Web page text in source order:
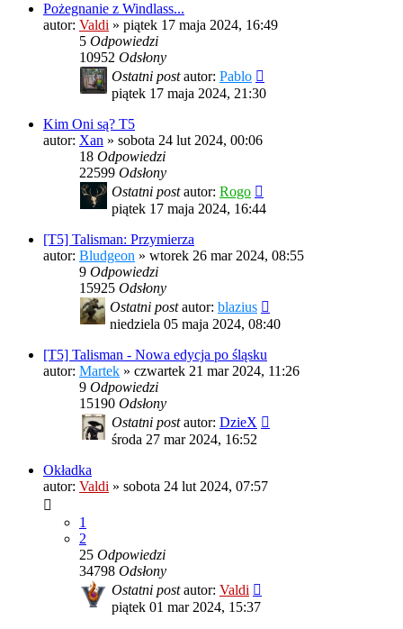
Pożegnanie z Windlass...
autor: Valdi » piątek 17 maja 2024, 16:49
5 Odpowiedzi
10952 Odsłony
Ostatni postautor: Pablo
piątek 17 maja 2024, 21:30
Kim Oni są? T5
autor: Xan » sobota 24 lut 2024, 00:06
18 Odpowiedzi
22599 Odsłony
Ostatni postautor: Rogo
piątek 17 maja 2024, 16:44
[T5] Talisman: Przymierza
autor: Bludgeon » wtorek 26 mar 2024, 08:55
9 Odpowiedzi
15925 Odsłony
Ostatni postautor: blazius
niedziela 05 maja 2024, 08:40
[T5] Talisman - Nowa edycja po śląsku
autor: Martek » czwartek 21 mar 2024, 11:26
9 Odpowiedzi
15190 Odsłony
Ostatni postautor: DzieX
środa 27 mar 2024, 16:52
Okładka
autor: Valdi » sobota 24 lut 2024, 07:57
1
2
25 Odpowiedzi
34798 Odsłony
Ostatni postautor: Valdi
piątek 01 mar 2024, 15:37